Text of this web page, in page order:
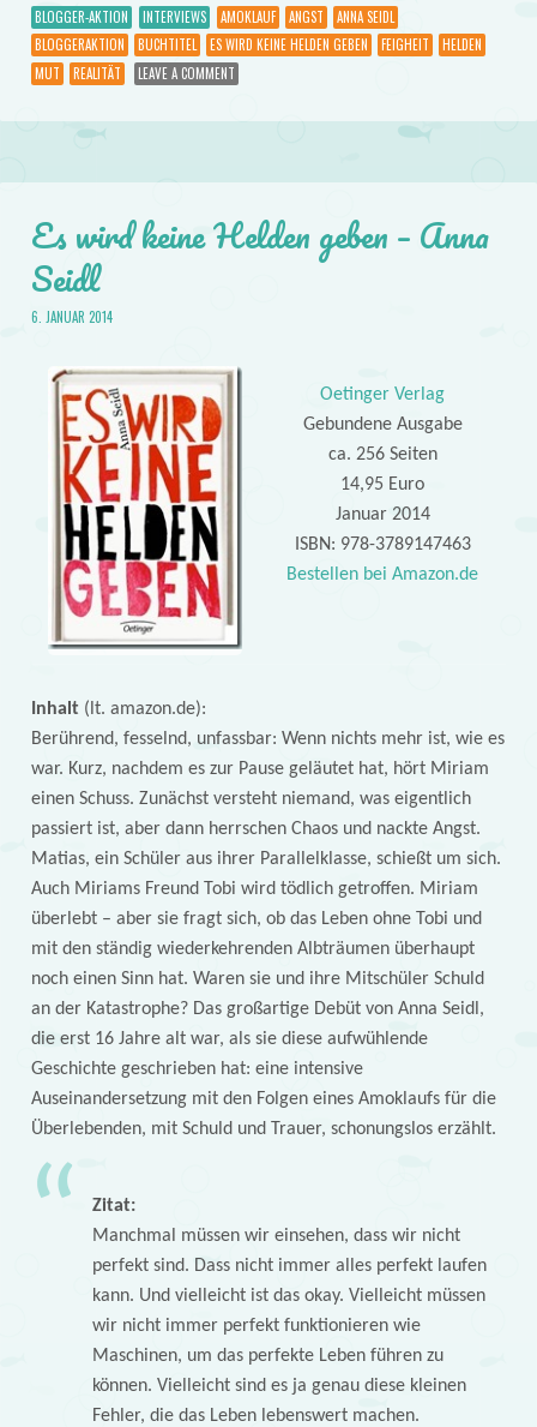
BLOGGER-AKTION INTERVIEWS AMOKLAUF ANGST
ANNA SEIDL
BLOGGERAKTION
BUCHTITEL ES WIRD KEINE HELDEN GEBEN FEIGHEIT
HELDEN
MUT
REALITÄT LEAVE A COMMENT
Es wird keine Helden geben – Anna
Seidl
6. JANUAR 2014
Oetinger Verlag
Gebundene Ausgabe
ca. 256 Seiten
14,95 Euro
Januar 2014
ISBN: 978-3789147463
Bestellen bei Amazon.de
Inhalt (lt. amazon.de):
Berührend, fesselnd, unfassbar: Wenn nichts mehr ist, wie es
war. Kurz, nachdem es zur Pause geläutet hat, hört Miriam
einen Schuss. Zunächst versteht niemand, was eigentlich
passiert ist, aber dann herrschen Chaos und nackte Angst.
Matias, ein Schüler aus ihrer Parallelklasse, schießt um sich.
Auch Miriams Freund Tobi wird tödlich getroffen. Miriam
überlebt – aber sie fragt sich, ob das Leben ohne Tobi und
mit den ständig wiederkehrenden Albträumen überhaupt
noch einen Sinn hat. Waren sie und ihre Mitschüler Schuld
an der Katastrophe? Das großartige Debüt von Anna Seidl,
die erst 16 Jahre alt war, als sie diese aufwühlende
Geschichte geschrieben hat: eine intensive
Auseinandersetzung mit den Folgen eines Amoklaufs für die
Überlebenden, mit Schuld und Trauer, schonungslos erzählt.
Zitat:
Manchmal müssen wir einsehen, dass wir nicht
perfekt sind. Dass nicht immer alles perfekt laufen
kann. Und vielleicht ist das okay. Vielleicht müssen
wir nicht immer perfekt funktionieren wie
Maschinen, um das perfekte Leben führen zu
können. Vielleicht sind es ja genau diese kleinen
Fehler, die das Leben lebenswert machen.